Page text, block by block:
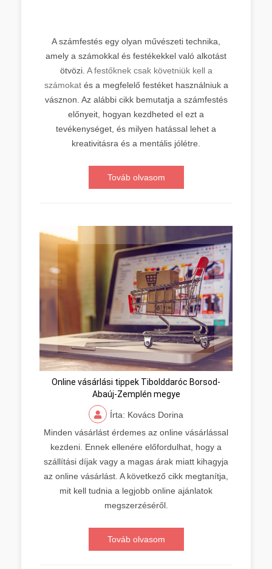
A számfestés egy olyan művészeti technika,
amely a számokkal és festékekkel való alkotást
ötvözi. A festőknek csak követniük kell a
számokatés a megfelelő festéket használniuk a
vásznon. Az alábbi cikk bemutatja a számfestés
előnyeit, hogyan kezdheted el ezt a
tevékenységet, és milyen hatással lehet a
kreativitásra és a mentális jólétre.
Továb olvasom
Online vásárlási tippek Tibolddaróc Borsod-
Abaúj-Zemplén megye
Írta: Kovács Dorina
Minden vásárlást érdemes az online vásárlással
kezdeni. Ennek ellenére előfordulhat, hogy a
szállítási díjak vagy a magas árak miatt kihagyja
az online vásárlást. A következő cikk megtanítja,
mit kell tudnia a legjobb online ajánlatok
megszerzéséről.
Továb olvasom